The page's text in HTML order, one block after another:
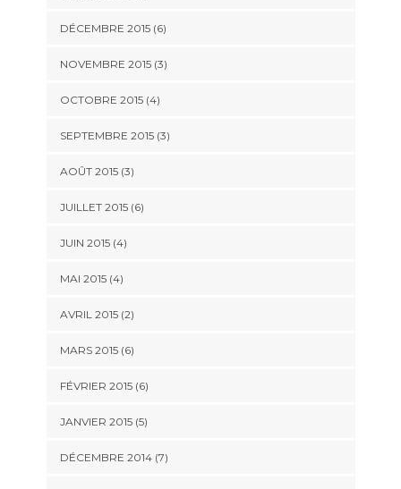
DÉCEMBRE 2015(6)
NOVEMBRE 2015(3)
OCTOBRE 2015(4)
SEPTEMBRE 2015(3)
AOÛT 2015(3)
JUILLET 2015(6)
JUIN 2015(4)
MAI 2015(4)
AVRIL 2015(2)
MARS 2015(6)
FÉVRIER 2015(6)
JANVIER 2015(5)
DÉCEMBRE 2014(7)